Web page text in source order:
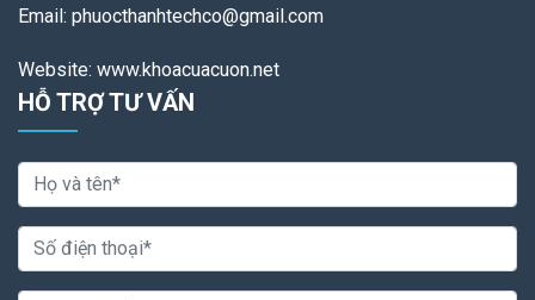
Email: phuocthanhtechco@gmail.com
Website: www.khoacuacuon.net
HỖ TRỢ TƯ VẤN